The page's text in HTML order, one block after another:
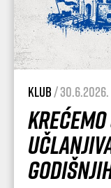
Klub/ 30.6.2026.